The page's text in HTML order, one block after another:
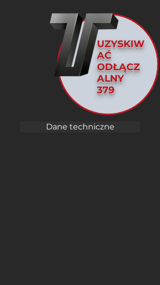
UZYSKIW
AĆ
ODŁĄCZ
ALNY
379
Dane techniczne